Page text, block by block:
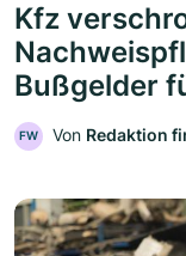
Kfz
Bußgelder
FW Von Redaktion